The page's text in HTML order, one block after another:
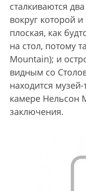
сталкиваются
вокруг которой
плоская, как
на стол, потому
Mountain); и
видным со
находится
камере Нельсон
заключения.